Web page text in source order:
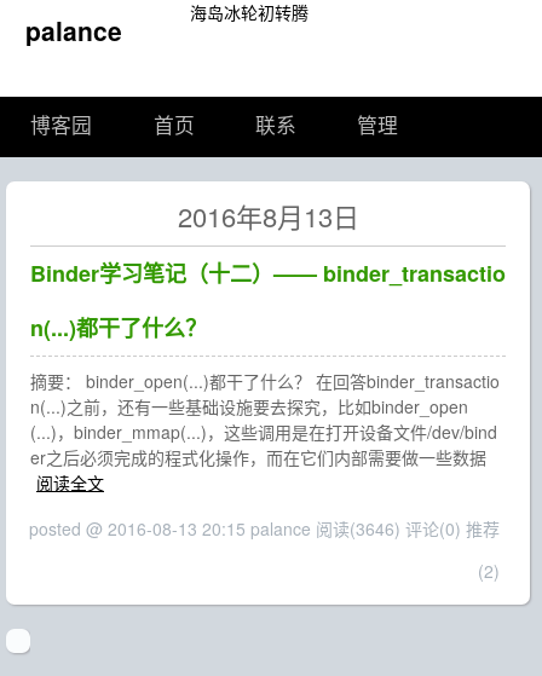
palance 海岛冰轮初转腾
博客园 首页 联系 管理
2016年8月13日
Binder学习笔记（十二）—— binder_transactio
n(...)都干了什么？
摘要： binder_open(...)都干了什么？ 在回答binder_transactio
n(...)之前，还有一些基础设施要去探究，比如binder_open
(...)，binder_mmap(...)，这些调用是在打开设备文件/dev/bind
er之后必须完成的程式化操作，而在它们内部需要做一些数据
阅读全文
posted @ 2016-08-13 20:15 palance 阅读(3646) 评论(0) 推荐
(2)